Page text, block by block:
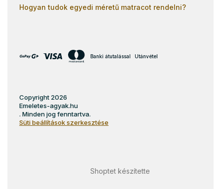
Hogyan tudok egyedi méretű matracot rendelni?
Banki átutalással Utánvétel
Shoptet készítette
Copyright 2026
Emeletes-agyak.hu
. Minden jog fenntartva.
Süti beállítások szerkesztése